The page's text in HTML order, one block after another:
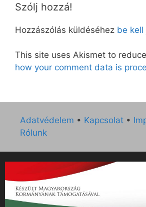
Szólj hozzá!
Hozzászólás küldéséhez be kell
This site uses Akismet to
how your comment data is
Adatvédelem • Kapcsolat •
Rólunk